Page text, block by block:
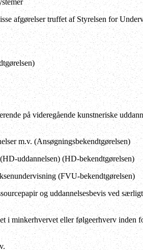
afgørelser truffet af Styrelsen for
på videregående kunstneriske
m.v. (Ansøgningsbekendtgørelsen)
uddannelsen) (HD-bekendtgørelsen)
(FVU-bekendtgørelsen)
og uddannelsesbevis ved
i minkerhvervet eller følgeerhverv inden